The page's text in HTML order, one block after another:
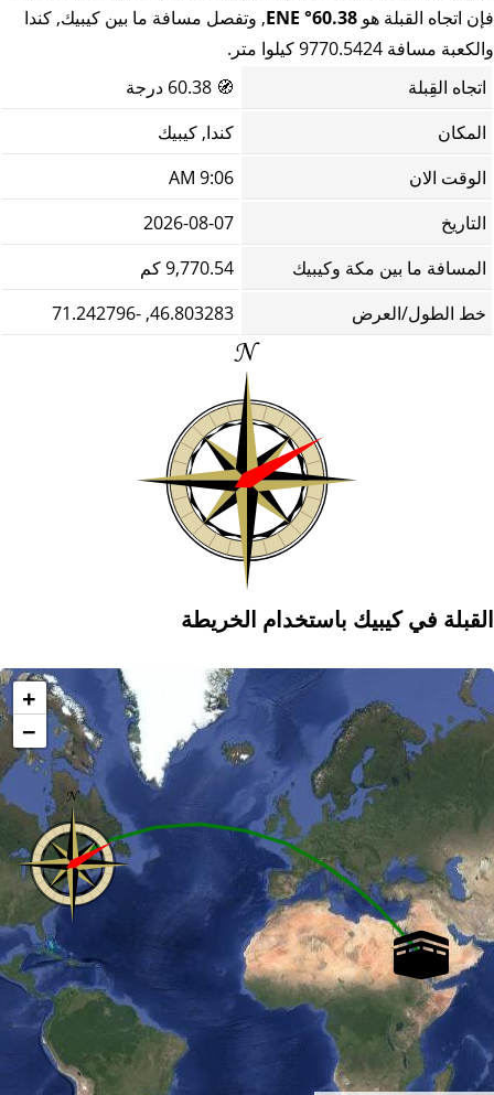
فإن اتجاه القبلة هو 60.38° ENE
, وتفصل مسافة ما بين كيبيك, كندا
والكعبة مسافة 9770.5424 كيلوا متر.
اتجاه القِبلة
🧭
المكان
كندا, كيبيك
الوقت الان
9:06 AM
التاريخ
2026-08-07
المسافة ما بين مكة وكيبيك
9,770.54 كم
خط الطول/العرض
46.803283, -71.242796
القبلة في كيبيك باستخدام الخريطة
+
−